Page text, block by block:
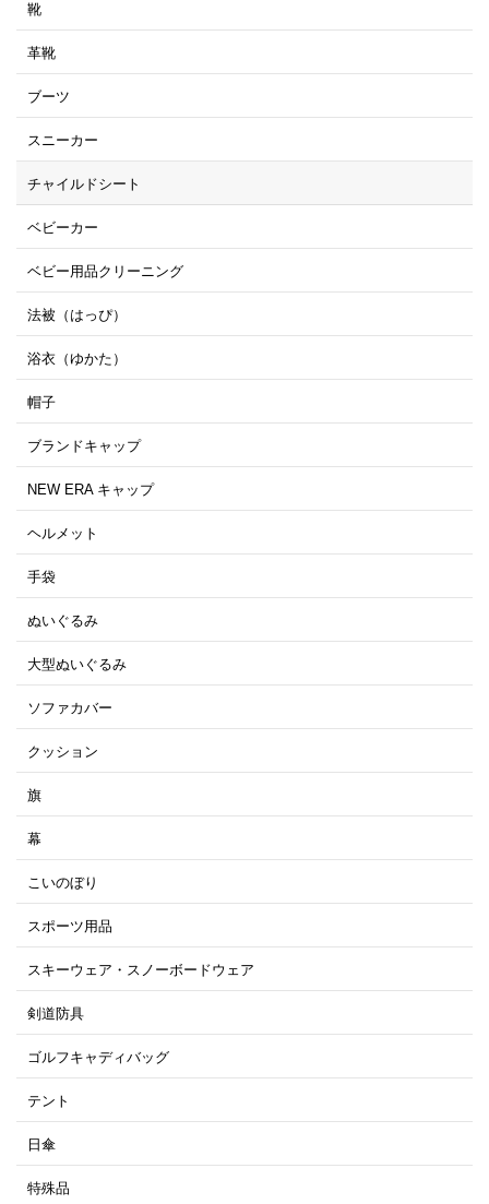
靴
革靴
ブーツ
スニーカー
チャイルドシート
ベビーカー
ベビー用品クリーニング
法被（はっぴ）
浴衣（ゆかた）
帽子
ブランドキャップ
NEW ERA キャップ
ヘルメット
手袋
ぬいぐるみ
大型ぬいぐるみ
ソファカバー
クッション
旗
幕
こいのぼり
スポーツ用品
スキーウェア・スノーボードウェア
剣道防具
ゴルフキャディバッグ
テント
日傘
特殊品